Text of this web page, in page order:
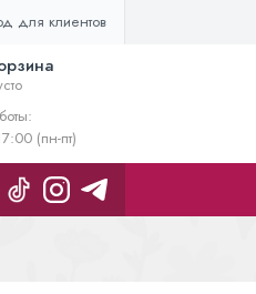
для клиентов
(пн-пт)